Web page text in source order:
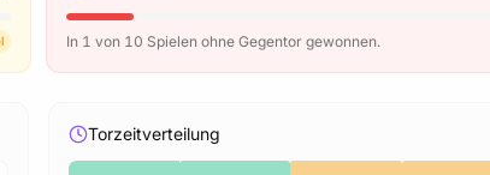
In 1 von 10 Spielen ohne Gegentor gewonnen.
Torzeitverteilung